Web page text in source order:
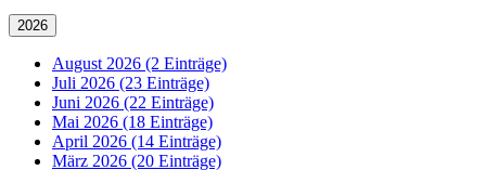
2026
August 2026 (2 Einträge)
Juli 2026 (23 Einträge)
Juni 2026 (22 Einträge)
Mai 2026 (18 Einträge)
April 2026 (14 Einträge)
März 2026 (20 Einträge)